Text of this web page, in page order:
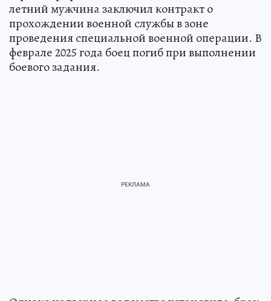
летний мужчина заключил контракт о
прохождении военной службы в зоне
проведения специальной военной операции. В
феврале 2025 года боец погиб при выполнении
боевого задания.